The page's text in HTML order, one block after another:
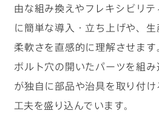
由な組み換えやフレキシビリ
に簡単な導入・立ち上げや、
柔軟さを直感的に理解させま
ボルト穴の開いたパーツを組
が独自に部品や治具を取り付
工夫を盛り込んでいます。